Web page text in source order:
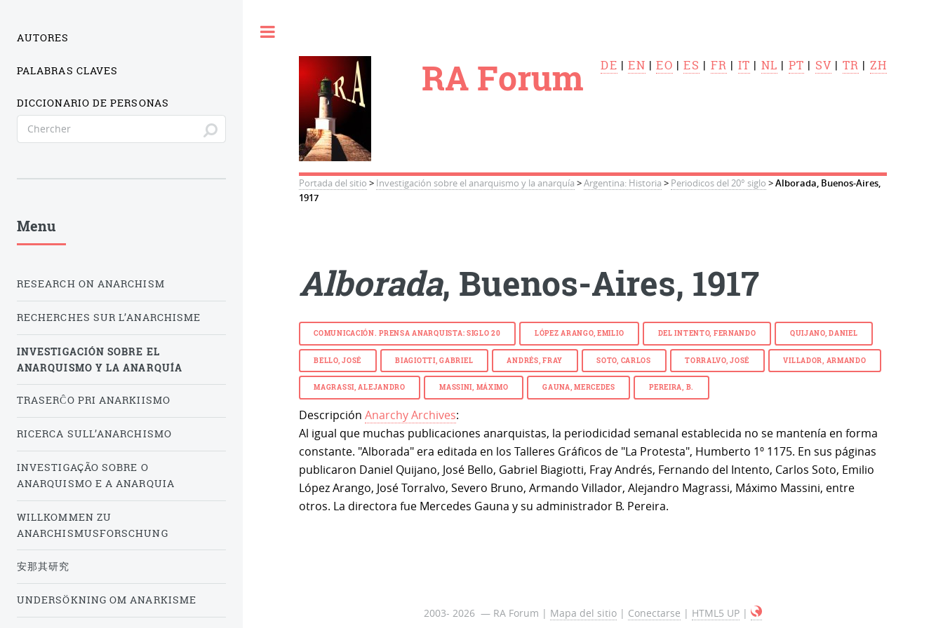
RA Forum DE |EN |EO |ES | FR | IT | NL | PT | SV | TR | ZH
Portada del sitio > Investigación sobre el anarquismo y la anarquía >Argentina: Historia > Periodicos del 20° siglo >Alborada, Buenos-Aires,
1917
Alborada, Buenos-Aires, 1917
COMUNICACIÓN. PRENSA ANARQUISTA: SIGLO 20 LÓPEZ ARANGO, EMILIO DEL INTENTO, FERNANDO QUIJANO, DANIEL
BELLO, JOSÉ BIAGIOTTI, GABRIEL ANDRÉS, FRAY SOTO, CARLOS TORRALVO, JOSÉ VILLADOR, ARMANDO
MAGRASSI, ALEJANDRO MASSINI, MÁXIMO GAUNA, MERCEDES PEREIRA, B.
Descripción Anarchy Archives:
Al igual que muchas publicaciones anarquistas, la periodicidad semanal establecida no se mantenía en forma
constante. "Alborada" era editada en los Talleres Gráficos de "La Protesta", Humberto 1º 1175. En sus páginas
publicaron Daniel Quijano, José Bello, Gabriel Biagiotti, Fray Andrés, Fernando del Intento, Carlos Soto, Emilio
López Arango, José Torralvo, Severo Bruno, Armando Villador, Alejandro Magrassi, Máximo Massini, entre
otros. La directora fue Mercedes Gauna y su administrador B. Pereira.
2003- 2026 — RA Forum | Mapa del sitio| Conectarse | HTML5 UP|
AUTORES
PALABRAS CLAVES
DICCIONARIO DE PERSONAS
Menu
RESEARCH ON ANARCHISM
RECHERCHES SUR L’ANARCHISME
INVESTIGACIÓN SOBRE EL
ANARQUISMO Y LA ANARQUÍA
TRASERĈO PRI ANARKIISMO
RICERCA SULL’ANARCHISMO
INVESTIGAÇÃO SOBRE O
ANARQUISMO E A ANARQUIA
WILLKOMMEN ZU
ANARCHISMUSFORSCHUNG
安那其研究
UNDERSÖKNING OM ANARKISME